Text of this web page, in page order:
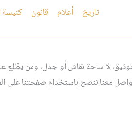
تاريخ أعلام قانون كنيسة
لا ساحة نقاش أو جدل، ومن يطّلع
معنا ننصح باستخدام صفحتنا على